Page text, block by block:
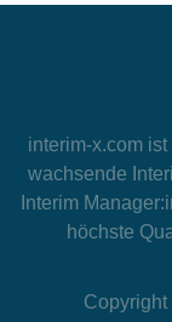
interim-x.comist
wachsende
Interim
höchste